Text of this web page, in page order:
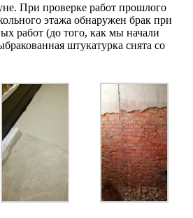
При проверке работ прошлого
этажа обнаружен брак при
работ (до того, как мы начали
штукатурка снята со